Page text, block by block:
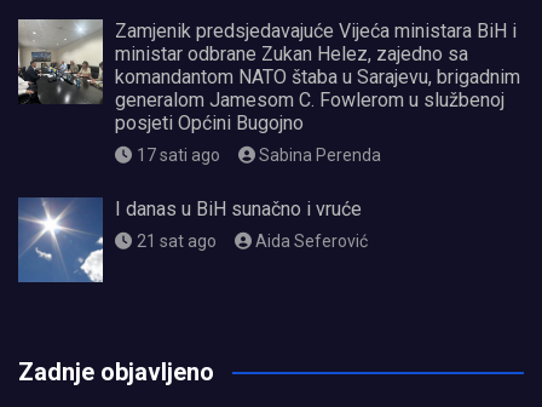
Zamjenik predsjedavajuće Vijeća ministara BiH i
ministar odbrane Zukan Helez, zajedno sa
komandantom NATO štaba u Sarajevu, brigadnim
generalom Jamesom C. Fowlerom u službenoj
posjeti Općini Bugojno
17 sati ago Sabina Perenda
I danas u BiH sunačno i vruće
21 sat ago Aida Seferović
Zadnje objavljeno